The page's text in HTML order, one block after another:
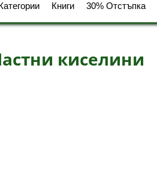
Книги 30% Отстъпка
киселини